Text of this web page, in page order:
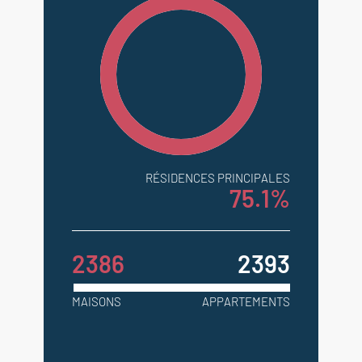
RÉSIDENCES PRINCIPALES
75.1%
2386 2393
MAISONS APPARTEMENTS